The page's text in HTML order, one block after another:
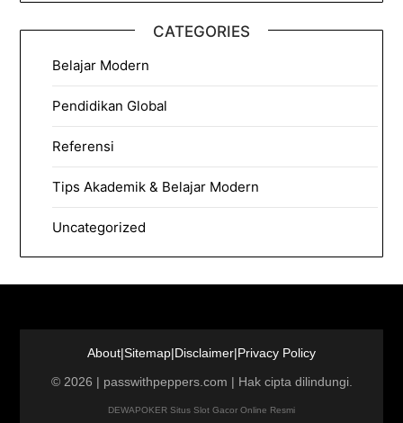
CATEGORIES
Belajar Modern
Pendidikan Global
Referensi
Tips Akademik & Belajar Modern
Uncategorized
About|Sitemap|Disclaimer|Privacy Policy
© 2026 | passwithpeppers.com | Hak cipta dilindungi.
DEWAPOKER Situs Slot Gacor Online Resmi